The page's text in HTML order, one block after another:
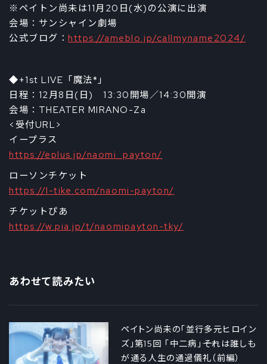
※ペイトン尚未は11月20日(水)の公演に出演
会場：サンシャイン劇場
公式ブログ：https://ameblo.jp/callmyname2024/
◆+1st LIVE「魔法*」
日程：12月8日(日) 13:30開場／14:30開演
会場：THEATER MIRANO-Za
<受付URL>
イープラス
https://eplus.jp/naomi_payton/
ローソンチケット
https://l-tike.com/naomi-payton/
チケットぴあ
https://w.pia.jp/t/naomipayton-tky/
あわせて読みたい
ペイトン尚未の「並行多元ヒロイン
ズ」第15回 「中二病」――それは誰しも
が通る人生の通過儀礼（前編）